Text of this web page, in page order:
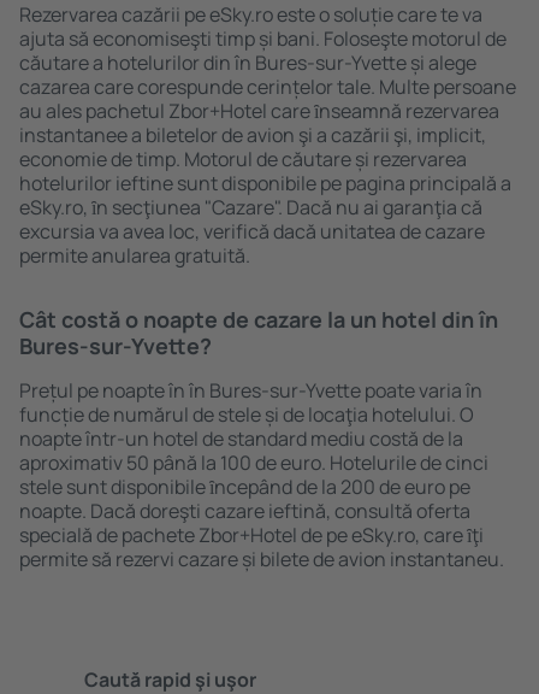
Rezervarea cazării pe eSky.ro este o soluție care te va
ajuta să economiseşti timp și bani. Foloseşte motorul de
căutare a hotelurilor din în Bures-sur-Yvette și alege
cazarea care corespunde cerințelor tale. Multe persoane
au ales pachetul Zbor+Hotel care ȋnseamnă rezervarea
instantanee a biletelor de avion şi a cazării şi, implicit,
economie de timp. Motorul de căutare și rezervarea
hotelurilor ieftine sunt disponibile pe pagina principală a
eSky.ro, ȋn secţiunea "Cazare". Dacă nu ai garanţia că
excursia va avea loc, verifică dacă unitatea de cazare
permite anularea gratuită.
Cât costă o noapte de cazare la un hotel din în
Bures-sur-Yvette?
Prețul pe noapte în în Bures-sur-Yvette poate varia în
funcție de numărul de stele și de locaţia hotelului. O
noapte într-un hotel de standard mediu costă de la
aproximativ 50 până la 100 de euro. Hotelurile de cinci
stele sunt disponibile ȋncepând de la 200 de euro pe
noapte. Dacă doreşti cazare ieftină, consultă oferta
specială de pachete Zbor+Hotel de pe eSky.ro, care ȋţi
permite să rezervi cazare și bilete de avion instantaneu.
Caută rapid şi uşor